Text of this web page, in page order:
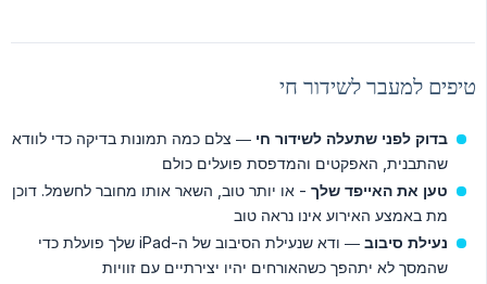
טיפים למעבר לשידור חי
בדוק לפני שתעלה לשידור חי — צלם כמה תמונות בדיקה כדי לוודא
שהתבנית, האפקטים והמדפסת פועלים כולם
טען את האייפד שלך - או יותר טוב, השאר אותו מחובר לחשמל. דוכן
מת באמצע האירוע אינו נראה טוב
נעילת סיבוב
— ודא שנעילת הסיבוב של ה-iPad שלך פועלת כדי
שהמסך לא יתהפך כשהאורחים יהיו יצירתיים עם זוויות